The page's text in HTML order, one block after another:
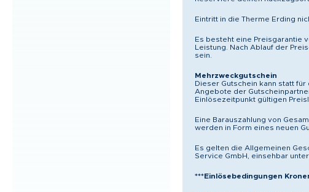
Eintritt in die Therme Erding
Es besteht eine Preisgarantie
Leistung. Nach Ablauf der
sein.
Mehrzweckgutschein
Dieser Gutschein kann statt
Angebote der
Einlösezeitpunkt gültigen
Eine Barauszahlung von
werden in Form eines neuen
Es gelten die Allgemeinen
Service GmbH, einsehbar unter
***Einlösebedingungen